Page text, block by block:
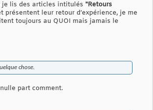
je lis des articles intitulés "Retours
leur retour d’expérience, je me
toujours au QUOI mais jamais le
chose.
part comment.